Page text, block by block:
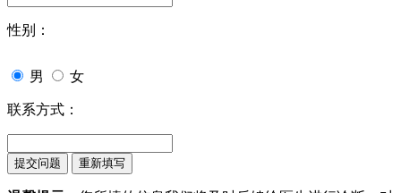
性别：
男 女
联系方式：